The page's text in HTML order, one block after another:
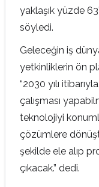
yaklaşık yüzde
söyledi.
Geleceğin iş
yetkinliklerin ön
“2030 yılı
çalışması
teknolojiyi
çözümlere
şekilde ele alıp
çıkacak.” dedi.